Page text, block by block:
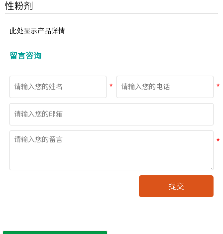
性粉剂
此处显示产品详情
留言咨询
提交